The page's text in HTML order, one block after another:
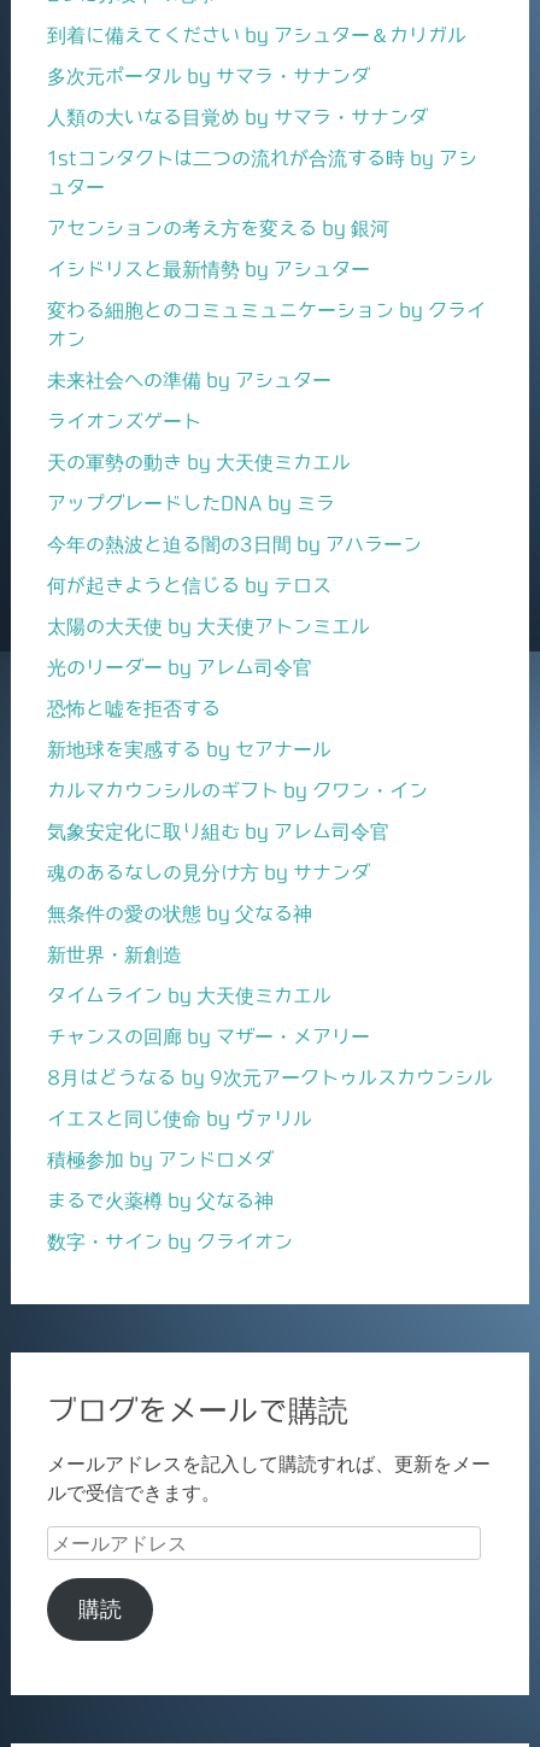
到着に備えてください by アシュター＆カリガル
多次元ポータル by サマラ・サナンダ
人類の大いなる目覚め by サマラ・サナンダ
1stコンタクトは二つの流れが合流する時 by アシ
ュター
アセンションの考え方を変える by 銀河
イシドリスと最新情勢 by アシュター
変わる細胞とのコミュミュニケーション by クライ
オン
未来社会への準備 by アシュター
ライオンズゲート
天の軍勢の動き by 大天使ミカエル
アップグレードしたDNA by ミラ
今年の熱波と迫る闇の3日間 by アハラーン
何が起きようと信じる by テロス
太陽の大天使 by 大天使アトンミエル
光のリーダー by アレム司令官
恐怖と嘘を拒否する
新地球を実感する by セアナール
カルマカウンシルのギフト by クワン・イン
気象安定化に取り組む by アレム司令官
魂のあるなしの見分け方 by サナンダ
無条件の愛の状態 by 父なる神
新世界・新創造
タイムライン by 大天使ミカエル
チャンスの回廊 by マザー・メアリー
8月はどうなる by 9次元アークトゥルスカウンシル
イエスと同じ使命 by ヴァリル
積極参加 by アンドロメダ
まるで火薬樽 by 父なる神
数字・サイン by クライオン
ブログをメールで購読
メールアドレスを記入して購読すれば、更新をメー
ルで受信できます。
メ
ル
ア
購読